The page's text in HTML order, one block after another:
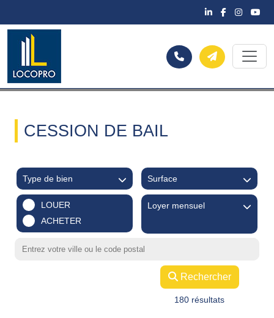
CESSION DE BAIL
Type de bien Surface
LOUER
ACHETER
Loyer mensuel
Rechercher
180 résultats